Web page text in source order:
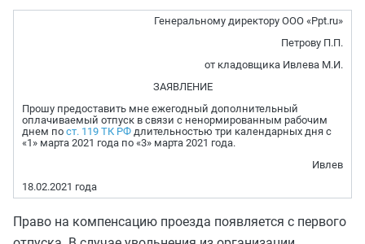
Генеральному директору ООО «Рpt.ru»
Петрову П.П.
от кладовщика Ивлева М.И.
ЗАЯВЛЕНИЕ
Прошу предоставить мне ежегодный дополнительный
оплачиваемый отпуск в связи с ненормированным рабочим
днем по ст. 119 ТК РФ длительностью три календарных дня с
«1» марта 2021 года по «3» марта 2021 года.
Ивлев
18.02.2021 года
Право на компенсацию проезда появляется с первого